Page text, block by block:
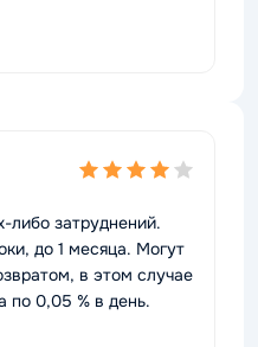
либо затруднений.
до 1 месяца. Могут
в этом случае
по 0,05 % в день.